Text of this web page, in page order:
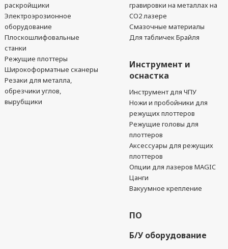
раскройщики
Электроэрозионное
оборудование
Плоскошлифовальные
станки
Режущие плоттеры
Широкоформатные сканеры
Резаки для металла,
обрезчики углов,
вырубщики
гравировки на металлах на
CO2 лазере
Смазочные материалы
Для табличек Брайля
Инструмент и
оснастка
Инструмент для ЧПУ
Ножи и пробойники для
режущих плоттеров
Режущие головы для
плоттеров
Аксессуары для режущих
плоттеров
Опции для лазеров MAGIC
Цанги
Вакуумное крепление
ПО
Б/У оборудование